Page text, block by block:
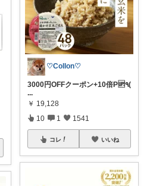
♡Collon♡
3000円OFFクーポン+10倍P🆙٩(
...
￥ 19,128
10 1 1541
コレ いいね